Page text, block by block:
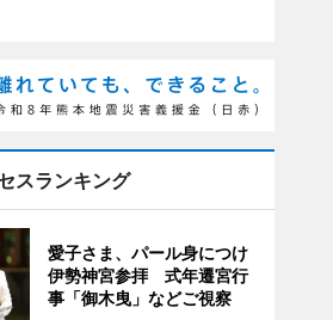
スランキング
愛子さま、パール身につけ
伊勢神宮参拝 式年遷宮行
事「御木曳」などご視察